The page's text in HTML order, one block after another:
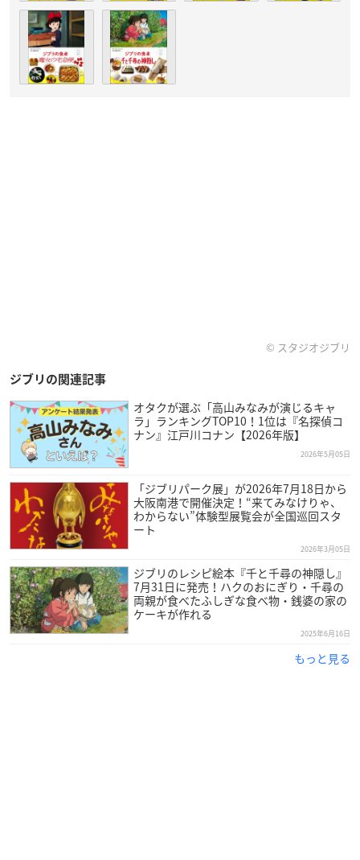
© スタジオジブリ
ジブリの関連記事
オタクが選ぶ「高山みなみが演じるキャ
ラ」ランキングTOP10！1位は『名探偵コ
ナン』江戸川コナン【2026年版】
2026年5月05日
「ジブリパーク展」が2026年7月18日から
大阪南港で開催決定！“来てみなけりゃ、
わからない”体験型展覧会が全国巡回スタ
ート
2026年3月05日
ジブリのレシピ絵本『千と千尋の神隠し』
7月31日に発売！ハクのおにぎり・千尋の
両親が食べたふしぎな食べ物・銭婆の家の
ケーキが作れる
2025年6月16日
もっと見る